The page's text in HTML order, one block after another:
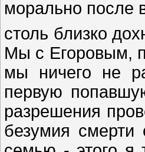
морально после
столь близко
Мы с Егоровым,
мы ничего не
первую
разрешения
безумия